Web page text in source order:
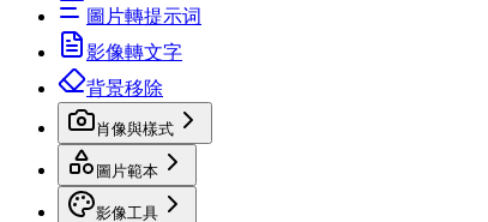
圖片轉提示词
影像轉文字
背景移除
肖像與樣式
圖片範本
影像工具